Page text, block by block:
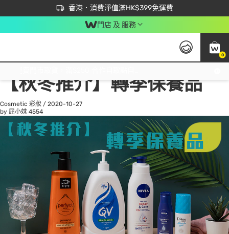
香港．消費淨值滿HK$399免運費
立即成為易賞錢會員盡享獨家優惠
首次APP下單買滿$450 輸入 NEWAPP 即減$50
門店 及 服務
0
All
【秋冬推介】轉季保養品
Cosmetic 彩妝 / 2020-10-27
by 屈小妹 4554